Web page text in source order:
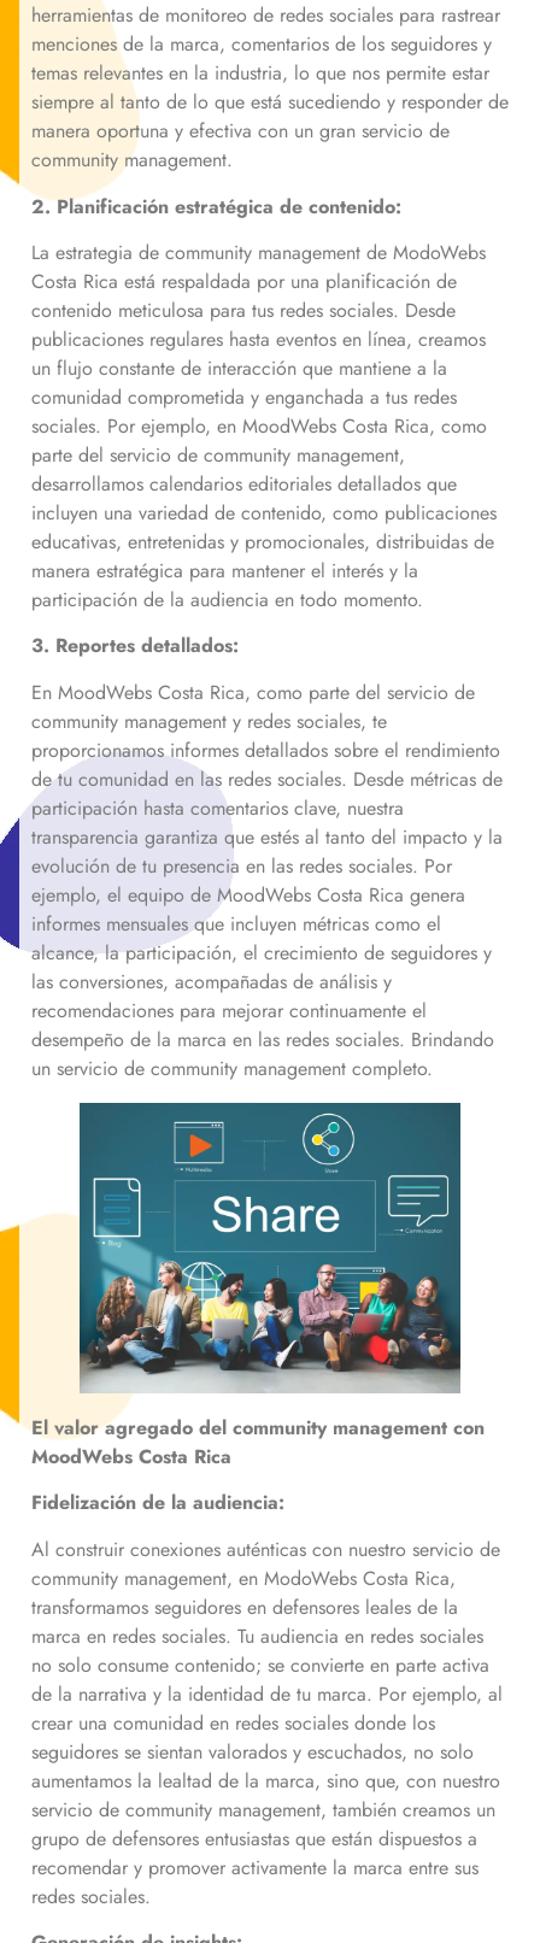
herramientas de monitoreo de redes sociales para rastrear
menciones de la marca, comentarios de los seguidores y
temas relevantes en la industria, lo que nos permite estar
siempre al tanto de lo que está sucediendo y responder de
manera oportuna y efectiva con un gran servicio de
community management.
2. Planificación estratégica de contenido:
La estrategia de community management de ModoWebs
Costa Rica está respaldada por una planificación de
contenido meticulosa para tus redes sociales. Desde
publicaciones regulares hasta eventos en línea, creamos
un flujo constante de interacción que mantiene a la
comunidad comprometida y enganchada a tus redes
sociales. Por ejemplo, en MoodWebs Costa Rica, como
parte del servicio de community management,
desarrollamos calendarios editoriales detallados que
incluyen una variedad de contenido, como publicaciones
educativas, entretenidas y promocionales, distribuidas de
manera estratégica para mantener el interés y la
participación de la audiencia en todo momento.
3. Reportes detallados:
En MoodWebs Costa Rica, como parte del servicio de
community management y redes sociales, te
proporcionamos informes detallados sobre el rendimiento
de tu comunidad en las redes sociales. Desde métricas de
participación hasta comentarios clave, nuestra
transparencia garantiza que estés al tanto del impacto y la
evolución de tu presencia en las redes sociales. Por
ejemplo, el equipo de MoodWebs Costa Rica genera
informes mensuales que incluyen métricas como el
alcance, la participación, el crecimiento de seguidores y
las conversiones, acompañadas de análisis y
recomendaciones para mejorar continuamente el
desempeño de la marca en las redes sociales. Brindando
un servicio de community management completo.
El valor agregado del community management con
MoodWebs Costa Rica
Fidelización de la audiencia:
Al construir conexiones auténticas con nuestro servicio de
community management, en ModoWebs Costa Rica,
transformamos seguidores en defensores leales de la
marca en redes sociales. Tu audiencia en redes sociales
no solo consume contenido; se convierte en parte activa
de la narrativa y la identidad de tu marca. Por ejemplo, al
crear una comunidad en redes sociales donde los
seguidores se sientan valorados y escuchados, no solo
aumentamos la lealtad de la marca, sino que, con nuestro
servicio de community management, también creamos un
grupo de defensores entusiastas que están dispuestos a
recomendar y promover activamente la marca entre sus
redes sociales.